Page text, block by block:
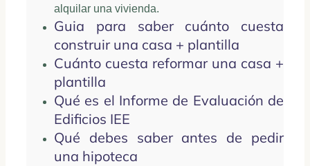
alquilar una vivienda.
Guia para saber cuánto cuesta
construir una casa + plantilla
Cuánto cuesta reformar una casa +
plantilla
Qué es el Informe de Evaluación de
Edificios IEE
Qué debes saber antes de pedir
una hipoteca